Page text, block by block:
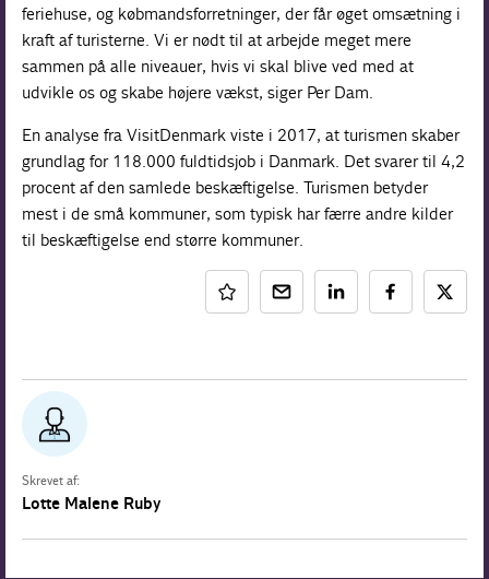
feriehuse, og købmandsforretninger, der får øget omsætning i
kraft af turisterne. Vi er nødt til at arbejde meget mere
sammen på alle niveauer, hvis vi skal blive ved med at
udvikle os og skabe højere vækst, siger Per Dam.
En analyse fra VisitDenmark viste i 2017, at turismen skaber
grundlag for 118.000 fuldtidsjob i Danmark. Det svarer til 4,2
procent af den samlede beskæftigelse. Turismen betyder
mest i de små kommuner, som typisk har færre andre kilder
til beskæftigelse end større kommuner.
Skrevet af:
Lotte Malene Ruby